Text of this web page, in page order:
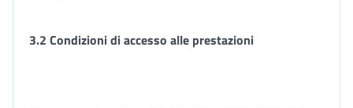
3.2 Condizioni di accesso alle prestazioni